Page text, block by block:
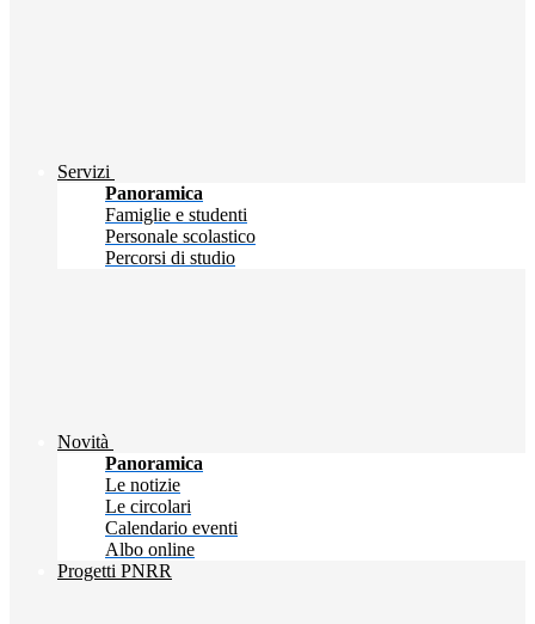
Servizi
Panoramica
Famiglie e studenti
Personale scolastico
Percorsi di studio
Novità
Panoramica
Le notizie
Le circolari
Calendario eventi
Albo online
Progetti PNRR